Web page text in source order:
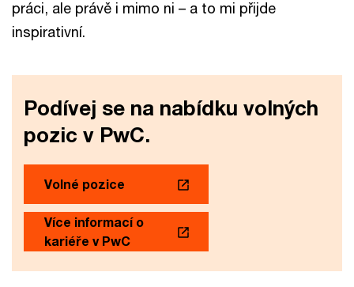
práci, ale právě i mimo ni – a to mi přijde
inspirativní.
Podívej se na nabídku volných
pozic v PwC.
Volné pozice
Více informací o
kariéře v PwC